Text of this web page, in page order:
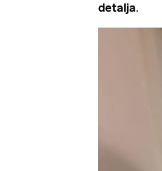
detalja.